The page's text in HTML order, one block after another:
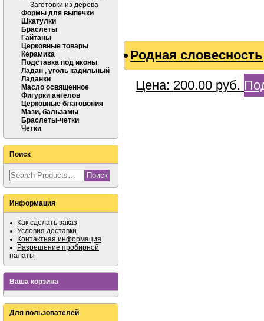
Заготовки из дерева
Формы для выпечки
Шкатулки
Браслеты
Гайтаны
Церковные товары
Керамика
Подставка под иконы
Ладан , уголь кадильный
Ладанки
Масло освященное
Фигурки ангелов
Церковные благовония
Мази, бальзамы
Браслеты-четки
Четки
Поиск
Информация
Как сделать заказ
Условия доставки
Контактная информация
Разрешение пробирной
палаты
Ваша корзина
Для пользователей
Родная словесность
Цена: 200.00 руб.